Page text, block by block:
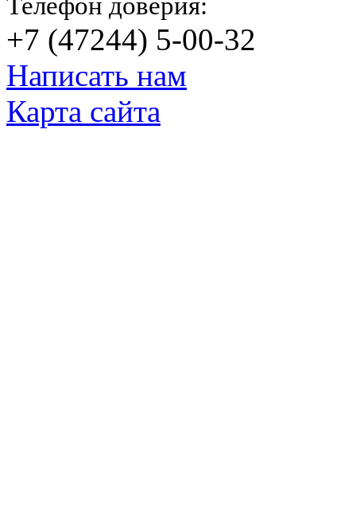
+7 (47244) 5-00-32
Написать нам
Карта сайта